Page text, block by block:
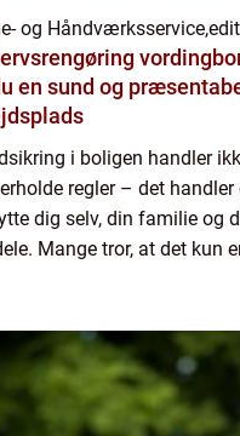
og Håndværksservice,
vordingborg
en sund og
i boligen handler
regler – det
dig selv, din familie og
Mange tror, at det kun